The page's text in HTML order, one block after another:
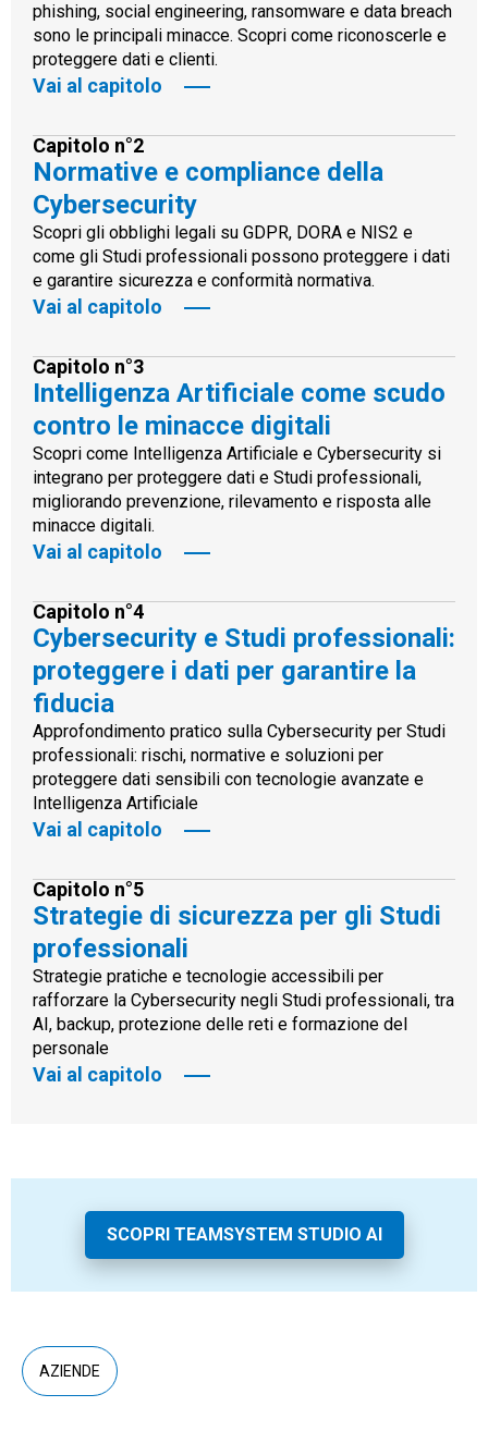
phishing, social engineering, ransomware e data breach
sono le principali minacce. Scopri come riconoscerle e
proteggere dati e clienti.
Vai al capitolo
Capitolo n°2
Normative e compliance della
Cybersecurity
Scopri gli obblighi legali su GDPR, DORA e NIS2 e
come gli Studi professionali possono proteggere i dati
e garantire sicurezza e conformità normativa.
Vai al capitolo
Capitolo n°3
Intelligenza Artificiale come scudo
contro le minacce digitali
Scopri come Intelligenza Artificiale e Cybersecurity si
integrano per proteggere dati e Studi professionali,
migliorando prevenzione, rilevamento e risposta alle
minacce digitali.
Vai al capitolo
Capitolo n°4
Cybersecurity e Studi professionali:
proteggere i dati per garantire la
fiducia
Approfondimento pratico sulla Cybersecurity per Studi
professionali: rischi, normative e soluzioni per
proteggere dati sensibili con tecnologie avanzate e
Intelligenza Artificiale
Vai al capitolo
Capitolo n°5
Strategie di sicurezza per gli Studi
professionali
Strategie pratiche e tecnologie accessibili per
rafforzare la Cybersecurity negli Studi professionali, tra
AI, backup, protezione delle reti e formazione del
personale
Vai al capitolo
SCOPRI TEAMSYSTEM STUDIO AI
AZIENDE